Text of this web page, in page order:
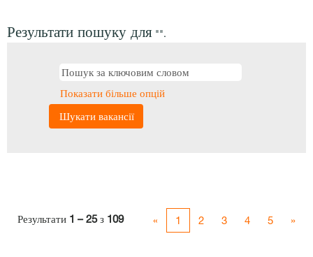
Результати пошуку для "".
Показати більше опцій
Результати 1 – 25з 109 « 1 2 3 4 5 »